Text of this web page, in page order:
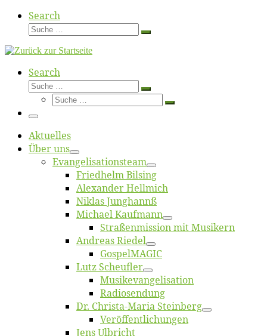
Search
Suche
Suche
Search
Suche
Suche
Suche
Suche
Menü
Ak­tu­el­les
Über uns
Evangelisa­tions­team
Fried­helm Bilsing
Alex­an­der Hellmich
Ni­klas Junghannß
Mi­cha­el Kaufmann
Straßenmis­sion mit Musikern
An­dre­as Riedel
Gos­pel­MA­GIC
Lutz Scheuf­ler
Musikevan­ge­li­sa­tion
Ra­dio­sen­dung
Dr. Chris­­ta-Ma­ria Steinberg
Ver­öf­fent­li­chun­gen
Jens Ulb­richt